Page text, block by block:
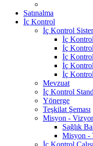
Satınalma
İç Kontrol
İç Kontrol
İç
İç
İç
İç
İç
Mevzuat
İç Kontrol
Yönerge
Teşkilat Şeması
Misyon -
Sağlık
Misyon -
İç Kontrol